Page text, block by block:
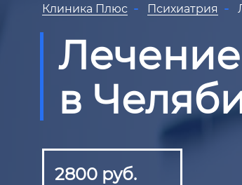
Клиника Плюс Психиатрия
в
2800 руб.